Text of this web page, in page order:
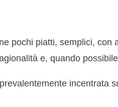
pochi piatti, semplici, con
e, quando
incentrata